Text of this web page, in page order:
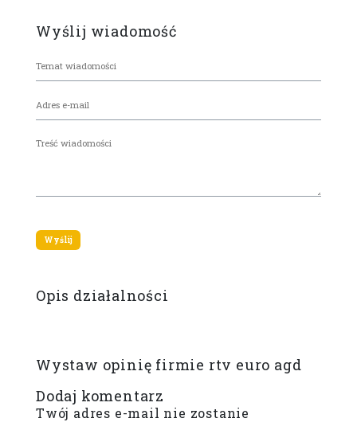
Wyślij wiadomość
Opis działalności
Wystaw opinię firmie rtv euro agd
Dodaj komentarz
Twój adres e-mail nie zostanie